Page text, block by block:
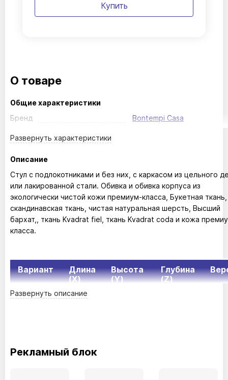
Купить
О товаре
Общие характеристики
Бренд
Bontempi Casa
Развернуть характеристики
Описание
Стул с подлокотниками и без них, с каркасом из цельного
или лакированной стали. Обивка и обивка корпуса из
экологически чистой кожи премиум-класса, Букетная ткань,
скандинавская ткань, чистая натуральная шерсть, Высший
бархат,, ткань Kvadrat fiel, ткань Kvadrat coda и кожа
класса.
Вариант
Длина
(X)
Высота
(Y)
Глубина
(Z)
65см
Развернуть описание
Рекламный блок